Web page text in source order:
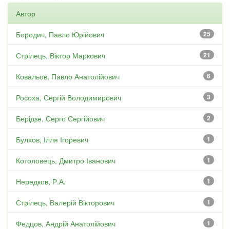
Автор
25
Бородич, Павло Юрійович
21
Стрілець, Віктор Маркович
6
Ковальов, Павло Анатолійович
3
Росоха, Сергій Володимирович
2
Берідзе, Серго Сергійович
1
Булхов, Ілля Ігоревич
1
Котоловець, Дмитро Іванович
1
Нередков, Р.А.
1
Стрілець, Валерій Вікторович
1
Федцов, Андрій Анатолійович